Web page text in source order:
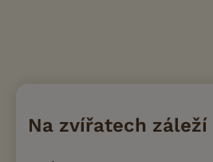
Na zvířatech záleží